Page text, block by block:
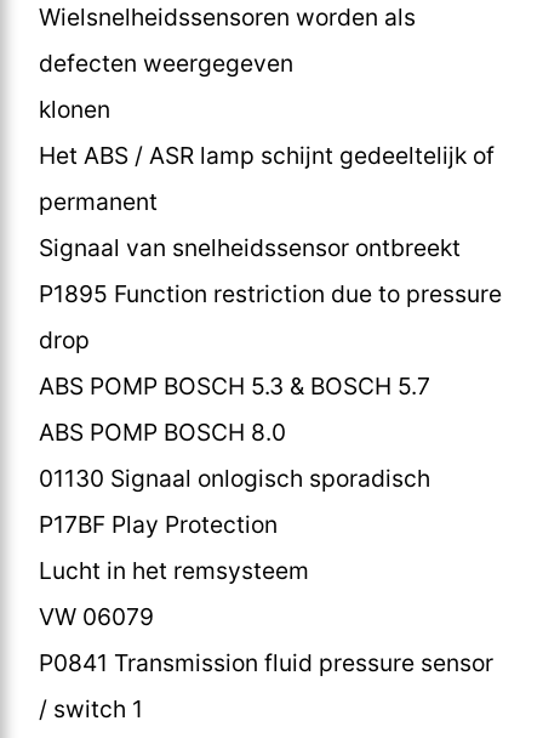
Wielsnelheidssensoren worden als
defecten weergegeven
klonen
Het ABS / ASR lamp schijnt gedeeltelijk of
permanent
Signaal van snelheidssensor ontbreekt
P1895 Function restriction due to pressure
drop
ABS POMP BOSCH 5.3 & BOSCH 5.7
ABS POMP BOSCH 8.0
01130 Signaal onlogisch sporadisch
P17BF Play Protection
Lucht in het remsysteem
VW 06079
P0841 Transmission fluid pressure sensor
/ switch 1